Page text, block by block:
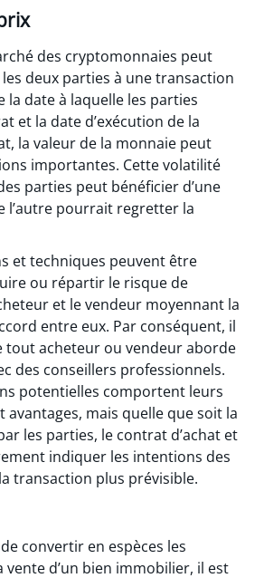
des cryptomonnaies peut
deux parties à une transaction
la date à laquelle les parties
et la date d’exécution de la
la valeur de la monnaie peut
importantes. Cette volatilité
parties peut bénéficier d’une
l’autre pourrait regretter la
et techniques peuvent être
ou répartir le risque de
et le vendeur moyennant la
entre eux. Par conséquent, il
tout acheteur ou vendeur aborde
des conseillers professionnels.
potentielles comportent leurs
avantages, mais quelle que soit la
les parties, le contrat d’achat et
indiquer les intentions des
transaction plus prévisible.
convertir en espèces les
vente d’un bien immobilier, il est